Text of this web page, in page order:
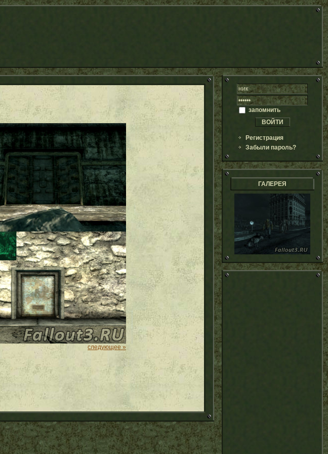
следующее »
запомнить
Регистрация
Забыли пароль?
ГАЛЕРЕЯ